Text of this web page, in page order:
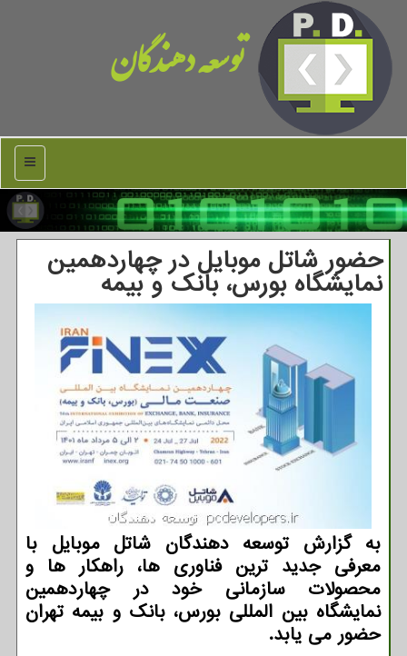
توسعه دهندگان
منو
حضور شاتل موبایل در چهاردهمین
نمایشگاه بورس، بانک و بیمه
به گزارش توسعه دهندگان شاتل موبایل با
معرفی جدید ترین فناوری ها، راهکار ها و
محصولات سازمانی خود در چهاردهمین
نمایشگاه بین المللی بورس، بانک و بیمه تهران
حضور می یابد.